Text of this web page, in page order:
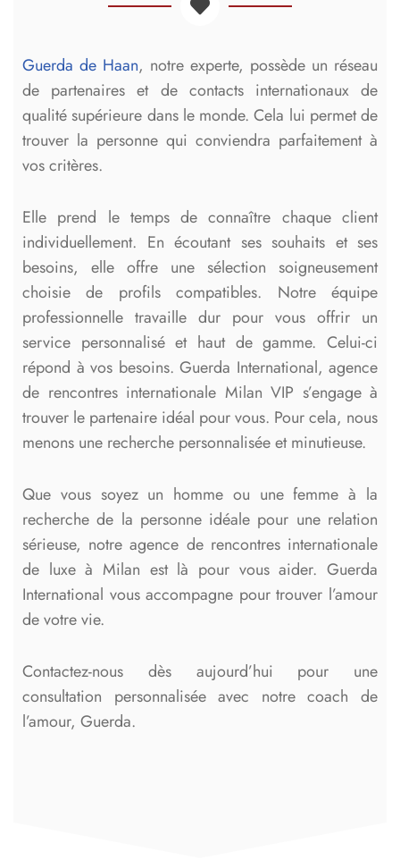
Guerda de Haan, notre experte, possède un réseau
de partenaires et de contacts internationaux de
qualité supérieure dans le monde. Cela lui permet de
trouver la personne qui conviendra parfaitement à
vos critères.
Elle prend le temps de connaître chaque client
individuellement. En écoutant ses souhaits et ses
besoins, elle offre une sélection soigneusement
choisie de profils compatibles. Notre équipe
professionnelle travaille dur pour vous offrir un
service personnalisé et haut de gamme. Celui-ci
répond à vos besoins. Guerda International, agence
de rencontres internationale Milan VIP s’engage à
trouver le partenaire idéal pour vous. Pour cela, nous
menons une recherche personnalisée et minutieuse.
Que vous soyez un homme ou une femme à la
recherche de la personne idéale pour une relation
sérieuse, notre agence de rencontres internationale
de luxe à Milan est là pour vous aider. Guerda
International vous accompagne pour trouver l’amour
de votre vie.
Contactez-nous dès aujourd’hui pour une
consultation personnalisée avec notre coach de
l’amour, Guerda.